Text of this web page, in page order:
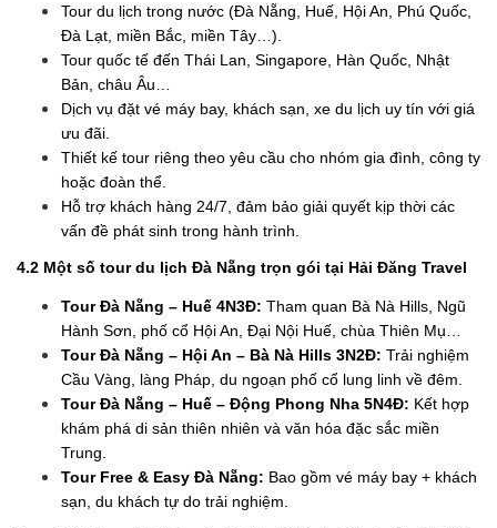
Tour du lịch trong nước (Đà Nẵng, Huế, Hội An, Phú Quốc,
Đà Lạt, miền Bắc, miền Tây…).
Tour quốc tế đến Thái Lan, Singapore, Hàn Quốc, Nhật
Bản, châu Âu…
Dịch vụ đặt vé máy bay, khách sạn, xe du lịch uy tín với giá
ưu đãi.
Thiết kế tour riêng theo yêu cầu cho nhóm gia đình, công ty
hoặc đoàn thể.
Hỗ trợ khách hàng 24/7, đảm bảo giải quyết kịp thời các
vấn đề phát sinh trong hành trình.
4.2 Một số tour du lịch Đà Nẵng trọn gói tại Hải Đăng Travel
Tour Đà Nẵng – Huế 4N3Đ: Tham quan Bà Nà Hills, Ngũ
Hành Sơn, phố cổ Hội An, Đại Nội Huế, chùa Thiên Mụ…
Tour Đà Nẵng – Hội An – Bà Nà Hills 3N2Đ: Trải nghiệm
Cầu Vàng, làng Pháp, du ngoạn phố cổ lung linh về đêm.
Tour Đà Nẵng – Huế – Động Phong Nha 5N4Đ: Kết hợp
khám phá di sản thiên nhiên và văn hóa đặc sắc miền
Trung.
Tour Free & Easy Đà Nẵng: Bao gồm vé máy bay + khách
sạn, du khách tự do trải nghiệm.